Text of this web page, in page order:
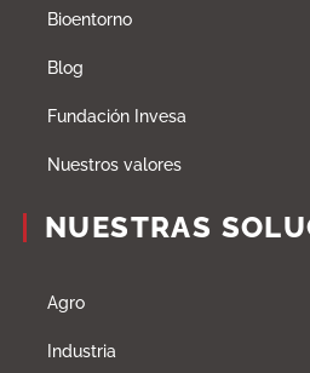
Bioentorno
Blog
Fundación Invesa
Nuestros valores
NUESTRAS
Agro
Industria